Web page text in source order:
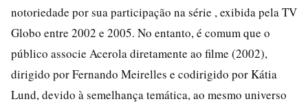
notoriedade por sua participação na série , exibida pela TV
Globo entre 2002 e 2005. No entanto, é comum que o
público associe Acerola diretamente ao filme (2002),
dirigido por Fernando Meirelles e codirigido por Kátia
Lund, devido à semelhança temática, ao mesmo universo